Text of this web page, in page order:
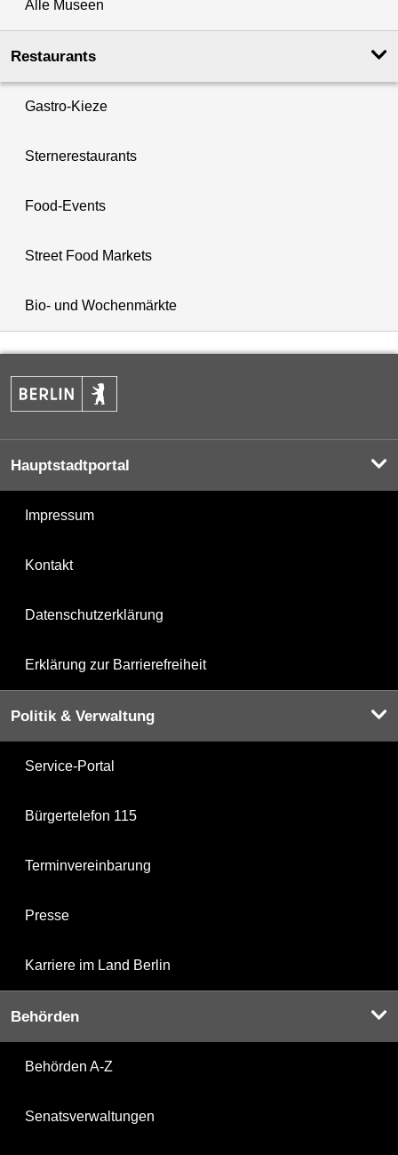
Alle Museen
Restaurants
Gastro-Kieze
Sternerestaurants
Food-Events
Street Food Markets
Bio- und Wochenmärkte
Hauptstadtportal
Impressum
Kontakt
Datenschutzerklärung
Erklärung zur Barrierefreiheit
Politik & Verwaltung
Service-Portal
Bürgertelefon 115
Terminvereinbarung
Presse
Karriere im Land Berlin
Behörden
Behörden A-Z
Senatsverwaltungen